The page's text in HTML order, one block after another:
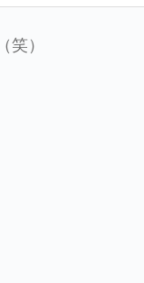
笑）